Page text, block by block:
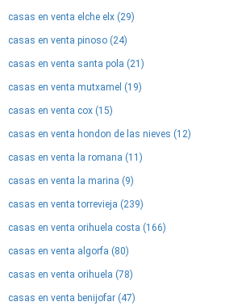
casas en venta elche elx (29)
casas en venta pinoso (24)
casas en venta santa pola (21)
casas en venta mutxamel (19)
casas en venta cox (15)
casas en venta hondon de las nieves (12)
casas en venta la romana (11)
casas en venta la marina (9)
casas en venta torrevieja (239)
casas en venta orihuela costa (166)
casas en venta algorfa (80)
casas en venta orihuela (78)
casas en venta benijofar (47)